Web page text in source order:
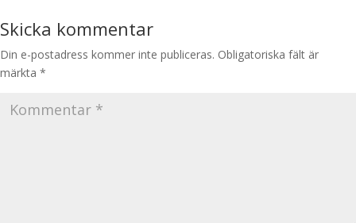
Skicka kommentar
Din e-postadress kommer inte publiceras. Obligatoriska fält är
märkta *